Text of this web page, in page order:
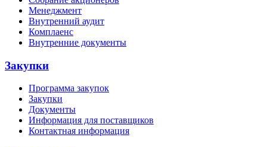
Менеджмент
Внутренний аудит
Комплаенс
Внутренние документы
Закупки
Программа закупок
Закупки
Документы
Информация для поставщиков
Контактная информация